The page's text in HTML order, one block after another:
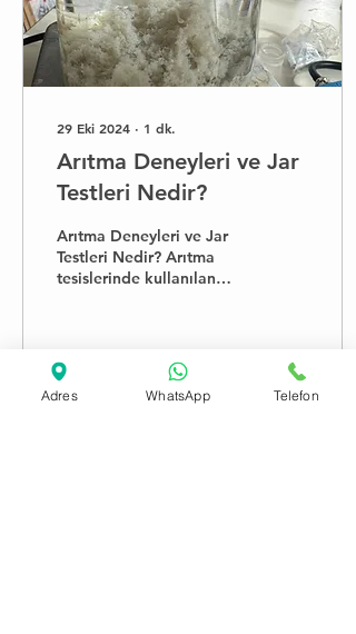
29 Eki 2024 ∙ 1 dk.
Arıtma Deneyleri ve Jar
Testleri Nedir?
Arıtma Deneyleri ve Jar
Testleri Nedir? Arıtma
tesislerinde kullanılan
0
Adres WhatsApp Telefon